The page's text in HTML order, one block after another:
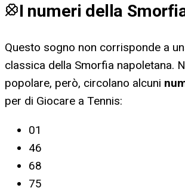
I numeri della
Questo sogno non corrisponde a
classica della Smorfia napoletana.
popolare, però, circolano alcuni
per di Giocare a Tennis:
01
46
68
75